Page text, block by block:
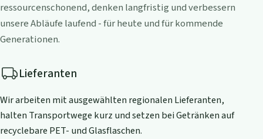
ressourcenschonend, denken langfristig und verbessern
unsere Abläufe laufend - für heute und für kommende
Generationen.
Lieferanten
Wir arbeiten mit ausgewählten regionalen Lieferanten,
halten Transportwege kurz und setzen bei Getränken auf
recyclebare PET- und Glasflaschen.